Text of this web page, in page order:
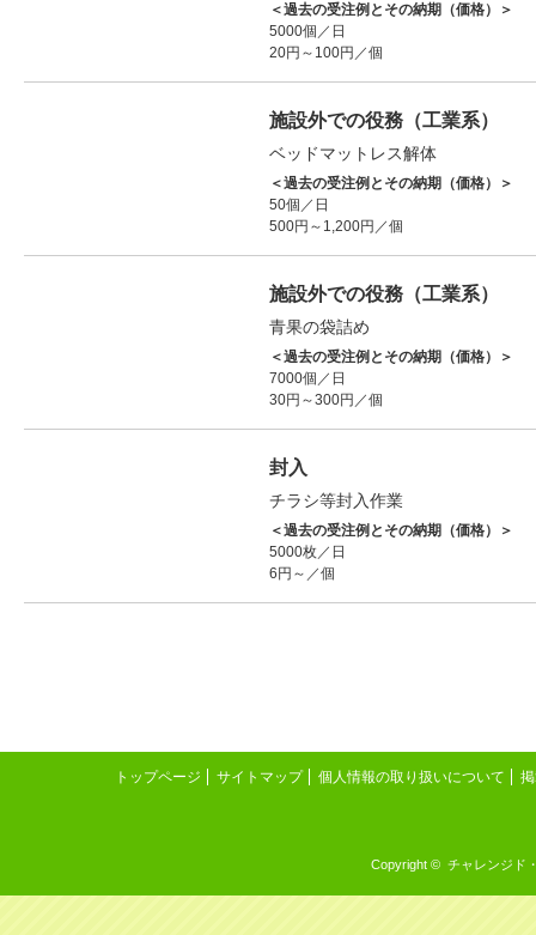
＜過去の受注例とその納期（価格）＞
5000個／日
20円～100円／個
施設外での役務（工業系）
ベッドマットレス解体
＜過去の受注例とその納期（価格）＞
50個／日
500円～1,200円／個
施設外での役務（工業系）
青果の袋詰め
＜過去の受注例とその納期（価格）＞
7000個／日
30円～300円／個
封入
チラシ等封入作業
＜過去の受注例とその納期（価格）＞
5000枚／日
6円～／個
トップページ サイトマップ 個人情報の取り扱いについて
Copyright © チャレンジド